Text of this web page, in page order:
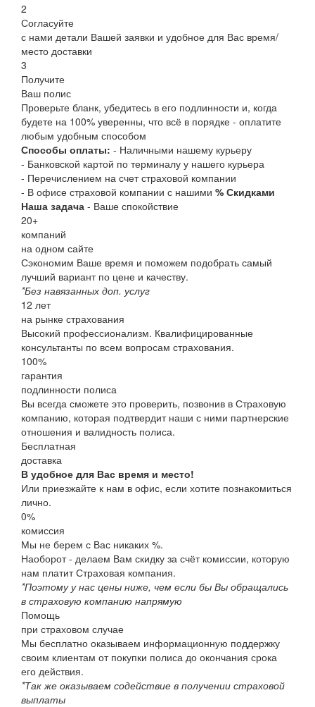
2
Согласуйте
с нами детали Вашей заявки и удобное для Вас время/
место доставки
3
Получите
Ваш полис
Проверьте бланк, убедитесь в его подлинности и, когда
будете на 100% уверенны, что всё в порядке - оплатите
любым удобным способом
Способы оплаты: - Наличными нашему курьеру
- Банковской картой по терминалу у нашего курьера
- Перечислением на счет страховой компании
- В офисе страховой компании с нашими % Скидками
Наша задача - Ваше спокойствие
20+
компаний
на одном сайте
Сэкономим Ваше время и поможем подобрать самый
лучший вариант по цене и качеству.
*Без навязанных доп. услуг
12 лет
на рынке страхования
Высокий профессионализм. Квалифицированные
консультанты по всем вопросам страхования.
100%
гарантия
подлинности полиса
Вы всегда сможете это проверить, позвонив в Страховую
компанию, которая подтвердит наши с ними партнерские
отношения и валидность полиса.
Бесплатная
доставка
В удобное для Вас время и место!
Или приезжайте к нам в офис, если хотите познакомиться
лично.
0%
комиссия
Мы не берем с Вас никаких %.
Наоборот - делаем Вам скидку за счёт комиссии, которую
нам платит Страховая компания.
*Поэтому у нас цены ниже, чем если бы Вы обращались
в страховую компанию напрямую
Помощь
при страховом случае
Мы бесплатно оказываем информационную поддержку
своим клиентам от покупки полиса до окончания срока
его действия.
*Так же оказываем содействие в получении страховой
выплаты